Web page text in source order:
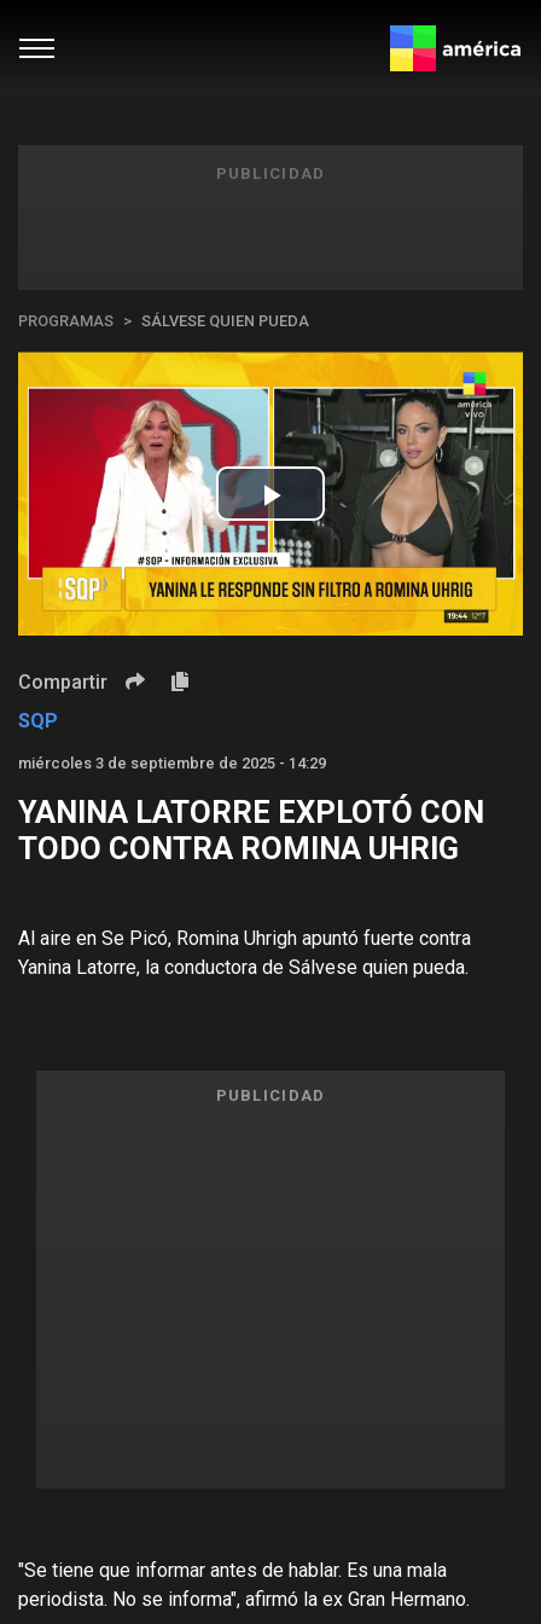
PUBLICIDAD
PROGRAMAS SÁLVESE QUIEN PUEDA
Play
Video
Compartir
SQP
miércoles 3 de septiembre de 2025 - 14:29
YANINA LATORRE EXPLOTÓ CON
TODO CONTRA ROMINA UHRIG
Al aire en Se Picó, Romina Uhrigh apuntó fuerte contra
Yanina Latorre, la conductora de Sálvese quien pueda.
PUBLICIDAD
"Se tiene que informar antes de hablar. Es una mala
periodista. No se informa", afirmó la ex Gran Hermano.